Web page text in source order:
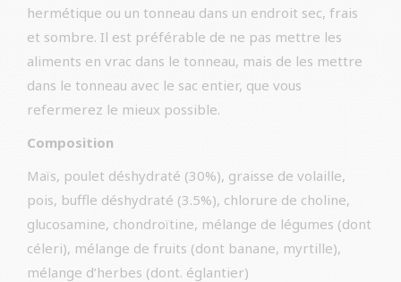
hermétique ou un tonneau dans un endroit sec, frais
et sombre. Il est préférable de ne pas mettre les
aliments en vrac dans le tonneau, mais de les mettre
dans le tonneau avec le sac entier, que vous
refermerez le mieux possible.
Composition
Maïs, poulet déshydraté (30%), graisse de volaille,
pois, buffle déshydraté (3.5%), chlorure de choline,
glucosamine, chondroïtine, mélange de légumes (dont
céleri), mélange de fruits (dont banane, myrtille),
mélange d’herbes (dont. églantier)